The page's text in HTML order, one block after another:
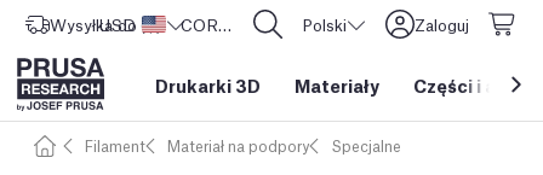
Wysyłka do Stany Zjednoczone
USD ($) CORE One L: Już w sprzedaży! Polski Zaloguj
Drukarki 3D Materiały Części i
Filament Materiał na podpory Specjalne